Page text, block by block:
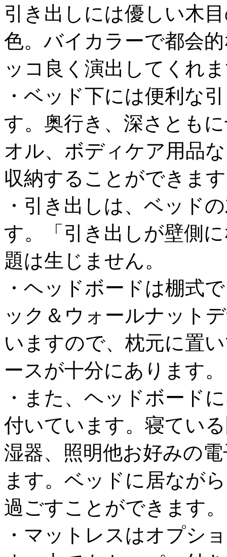
引き出しには優しい木
色。バイカラーで都会
ッコ良く演出してくれ
・ベッド下には便利な
す。奥行き、深さとも
オル、ボディケア用品
収納することができま
・引き出しは、ベッド
す。「引き出しが壁側
題は生じません。
・ヘッドボードは棚式
ック＆ウォールナット
いますので、枕元に置
ースが十分にあります。
・また、ヘッドボード
付いています。寝てい
湿器、照明他お好みの
ます。ベッドに居なが
過ごすことができます。
・マットレスはオプシ